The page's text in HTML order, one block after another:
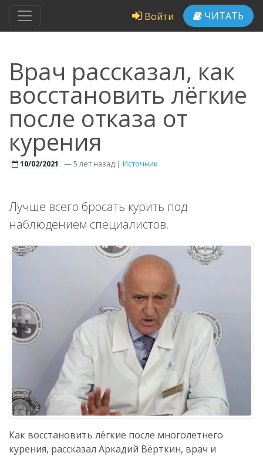
Войти ЧИТАТЬ
Врач рассказал, как
восстановить лёгкие
после отказа от
курения
10/02/2021 —5 лет назад | Источник
Лучше всего бросать курить под
наблюдением специалистов.
Как восстановить лёгкие после многолетнего
курения, рассказал Аркадий Вёрткин, врач и